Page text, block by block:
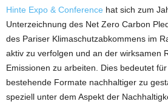
Hinte Expo & Conference hat sich zum
Unterzeichnung des Net Zero Carbon
des Pariser Klimaschutzabkommens im
aktiv zu verfolgen und an der wirksamen
Emissionen zu arbeiten. Dies bedeutet für
bestehende Formate nachhaltiger zu
speziell unter dem Aspekt der